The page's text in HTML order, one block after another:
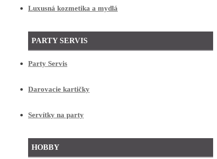
Luxusná kozmetika a mydlá
PARTY SERVIS
Party Servis
Darovacie kartičky
Servítky na party
HOBBY